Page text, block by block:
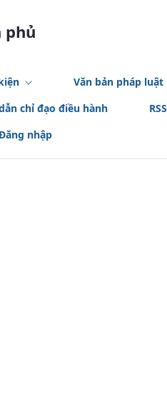
phủ
Văn bản pháp luật
chỉ đạo điều hành RSS
nhập